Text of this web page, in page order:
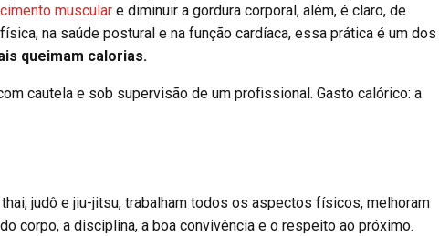
muscular e diminuir a gordura corporal, além, é claro, de
na saúde postural e na função cardíaca, essa prática é um dos
queimam calorias.
cautela e sob supervisão de um profissional. Gasto calórico: a
judô e jiu-jitsu, trabalham todos os aspectos físicos, melhoram
corpo, a disciplina, a boa convivência e o respeito ao próximo.